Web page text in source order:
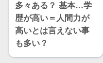
多々ある？ 基本…学
歴が高い＝人間力が
高いとは言えない事
も多い？